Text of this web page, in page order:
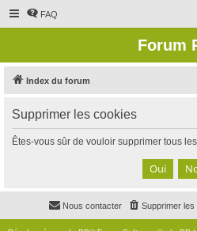
FAQ
Forum
Index du forum
Supprimer les cookies
Êtes-vous sûr de vouloir supprimer tous
Supprimer les
Nous contacter